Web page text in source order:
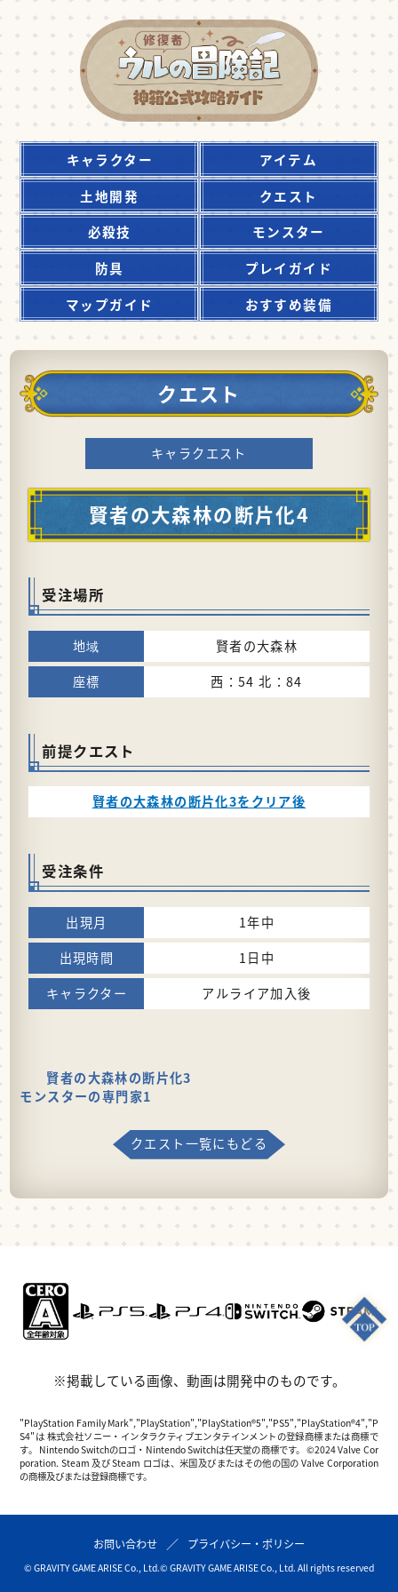
キャラクター
アイテム
土地開発
クエスト
必殺技
モンスター
防具
プレイガイド
マップガイド
おすすめ装備
クエスト
キャラクエスト
賢者の大森林の断片化4
受注場所
賢者の大森林
西：54 北：84
前提クエスト
賢者の大森林の断片化3をクリア後
受注条件
1年中
1日中
アルライア加入後
賢者の大森林の断片化3
モンスターの専門家1
クエスト一覧にもどる
※掲載している画像、動画は開発中のものです。
"PlayStation Family Mark","PlayStation","PlayStation®5","PS5","PlayStation®4","P
S4"は 株式会社ソニー・インタラクティブエンタテインメントの登録商標または商標で
す。 Nintendo Switchのロゴ・Nintendo Switchは任天堂の商標です。 ©2024 Valve Cor
poration. Steam 及び Steam ロゴは、米国及びまたはその他の国の Valve Corporation
の商標及びまたは登録商標です。
お問い合わせ プライバシー・ポリシー
© GRAVITY GAME ARISE Co., Ltd.© GRAVITY GAME ARISE Co., Ltd. All rights reserved